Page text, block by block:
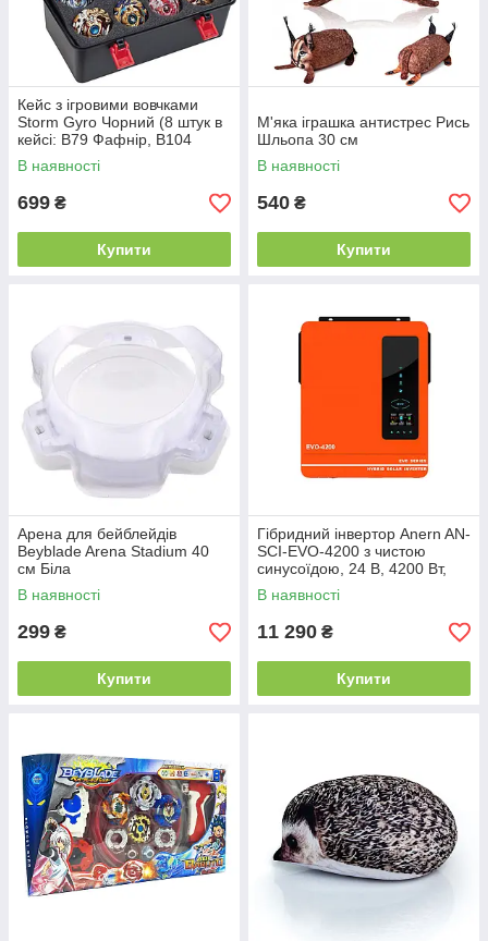
Кейс з ігровими вовчками
Storm Gyro Чорний (8 штук в
кейсі: В79 Фафнір, В104
Вінінг Волтраек, В96
Спрайзен, B100 Реквієм, В34
В наявності
699 ₴
Купити
М'яка іграшка антистрес Рись
Шльопа 30 см
В наявності
540 ₴
Купити
Арена для бейблейдів
Beyblade Arena Stadium 40
см Біла
В наявності
299 ₴
Купити
Гібридний інвертор Anern AN-
SCI-EVO-4200 з чистою
синусоїдою, 24 В, 4200 Вт,
струм заряду 120А, MPPT 90-
450В (безперебійник, UPS,
В наявності
11 290 ₴
Купити